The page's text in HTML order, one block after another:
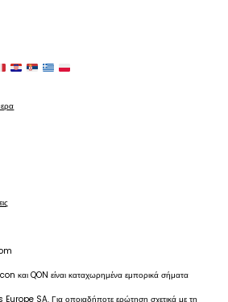
και QON είναι καταχωρημένα εμπορικά σήματα
SA. Για οποιαδήποτε ερώτηση σχετικά με τη